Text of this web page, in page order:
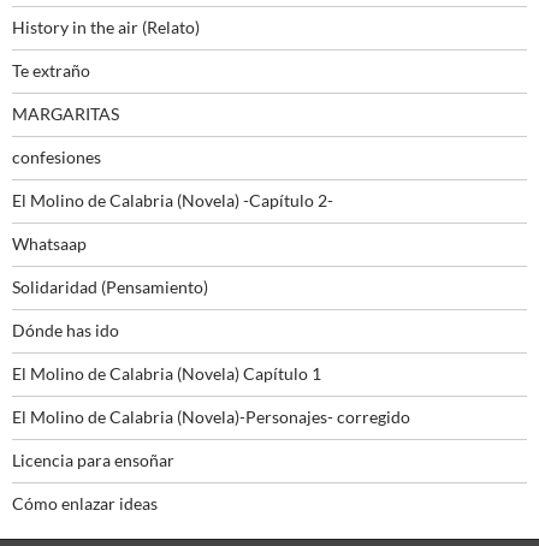
History in the air (Relato)
Te extraño
MARGARITAS
confesiones
El Molino de Calabria (Novela) -Capítulo 2-
Whatsaap
Solidaridad (Pensamiento)
Dónde has ido
El Molino de Calabria (Novela) Capítulo 1
El Molino de Calabria (Novela)-Personajes- corregido
Licencia para ensoñar
Cómo enlazar ideas